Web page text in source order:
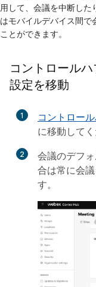
用して、会議を中断した
はモバイルデバイス間で
ことができます。
コントロール
設定を移動
1 コントロー
に移動して
2 会議のデフ
合は常に会
す。